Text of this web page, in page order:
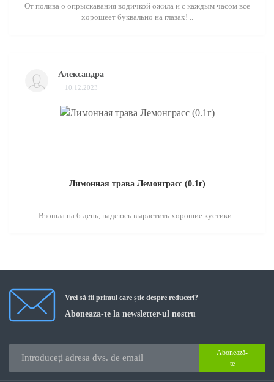
От полива о опрыскавания водичкой ожила и с каждым часом все
хорошеет буквально на глазах! ..
Александра
10.12.2023
Лимонная трава Лемонграсс (0.1г)
Взошла на 6 день, надеюсь вырастить хорошие кустики..
Vrei să fii primul care știe despre reduceri?
Aboneaza-te la newsletter-ul nostru
Abonează-
te